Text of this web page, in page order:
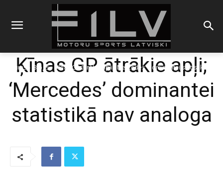
Sākums Blogs
Ķīnas GP ātrākie apļi; 'Mercedes' dominantei statistikā nav
analogaĶīnas GP ātrākie apļi;
‘Mercedes’ dominantei
statistikā nav analoga